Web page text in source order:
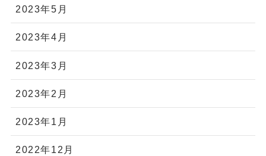
2023年5月
2023年4月
2023年3月
2023年2月
2023年1月
2022年12月